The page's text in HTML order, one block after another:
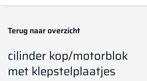
Terug naar overzicht
cilinder kop/motorblok
met klepstelplaatjes